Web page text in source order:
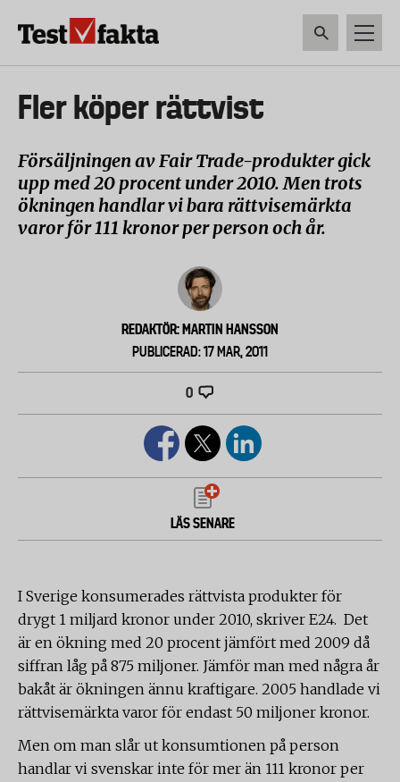
Huvudmeny
ny
Fler köper rättvist
Försäljningen av Fair Trade-produkter gick
upp med 20 procent under 2010. Men trots
ökningen handlar vi bara rättvisemärkta
varor för 111 kronor per person och år.
REDAKTÖR: MARTIN HANSSON
PUBLICERAD: 17 MAR, 2011
0
LÄS SENARE
I Sverige konsumerades rättvista produkter för
drygt 1 miljard kronor under 2010, skriver E24. Det
är en ökning med 20 procent jämfört med 2009 då
siffran låg på 875 miljoner. Jämför man med några år
bakåt är ökningen ännu kraftigare. 2005 handlade vi
rättvisemärkta varor för endast 50 miljoner kronor.
Men om man slår ut konsumtionen på person
handlar vi svenskar inte för mer än 111 kronor per